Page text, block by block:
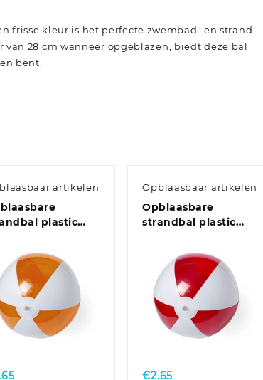
frisse kleur is het perfecte zwembad- en strand
28 cm wanneer opgeblazen, biedt deze bal
bent.
artikelen
plastic
Opblaasbaar artikelen
Opblaasbare
strandbal plastic
€2.65